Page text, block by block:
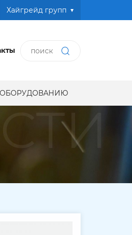
Хайгрейд групп
ОБОРУДОВАНИЮ